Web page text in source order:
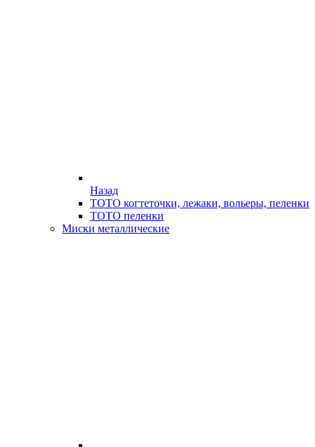
Назад
ТОТО когтеточки, лежаки, вольеры, пеленки
ТОТО пеленки
Миски металлические